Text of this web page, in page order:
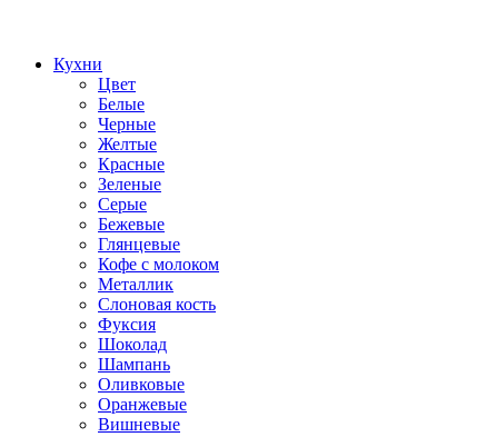
Кухни
Цвет
Белые
Черные
Желтые
Красные
Зеленые
Серые
Бежевые
Глянцевые
Кофе с молоком
Металлик
Слоновая кость
Фуксия
Шоколад
Шампань
Оливковые
Оранжевые
Вишневые